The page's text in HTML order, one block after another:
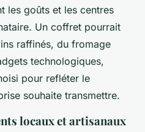
les goûts et les centres
Un coffret pourrait
raffinés, du fromage
technologiques,
pour refléter le
souhaite transmettre.
locaux et artisanaux